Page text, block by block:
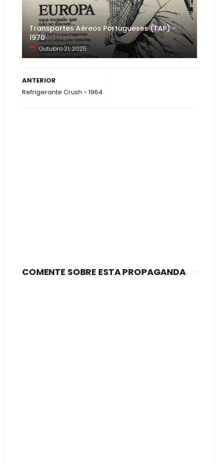
Transportes Aéreos Portugueses (TAP) -
1970
Outubro 21, 2025
ANTERIOR
Refrigerante Crush - 1964
COMENTE SOBRE ESTA PROPAGANDA